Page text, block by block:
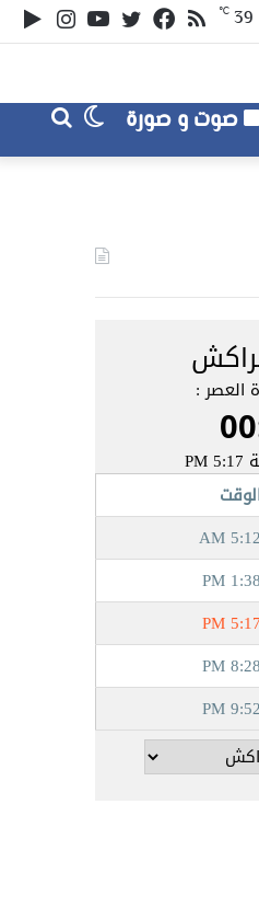
يوتيوبتويتر
فيسبوكملخص
الموقع
39
℃
صوت و صورة
بحث
عن
الوضع
المظلم